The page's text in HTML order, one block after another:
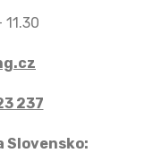
237
Slovensko: